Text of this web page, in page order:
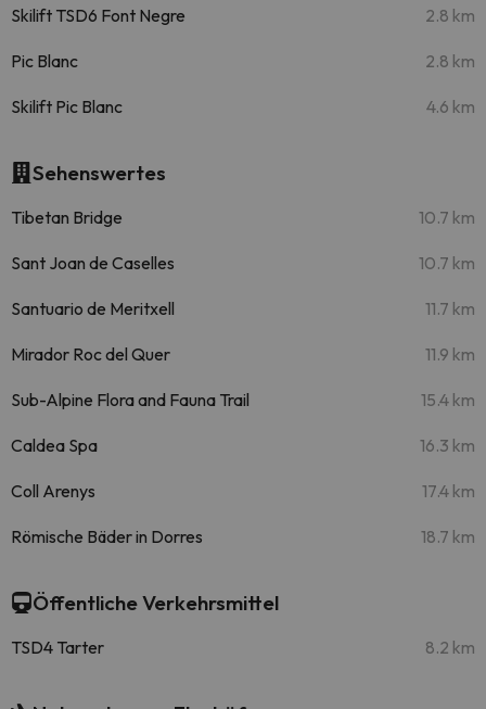
Skilift TSD6 Font Negre 2.8 km
Pic Blanc 2.8 km
Skilift Pic Blanc 4.6 km
Sehenswertes
Tibetan Bridge 10.7 km
Sant Joan de Caselles 10.7 km
Santuario de Meritxell 11.7 km
Mirador Roc del Quer 11.9 km
Sub-Alpine Flora and Fauna Trail 15.4 km
Caldea Spa 16.3 km
Coll Arenys 17.4 km
Römische Bäder in Dorres 18.7 km
Öffentliche Verkehrsmittel
TSD4 Tarter 8.2 km